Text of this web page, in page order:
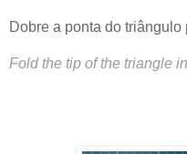
Dobre a ponta do triângulo
Fold the tip of the triangle